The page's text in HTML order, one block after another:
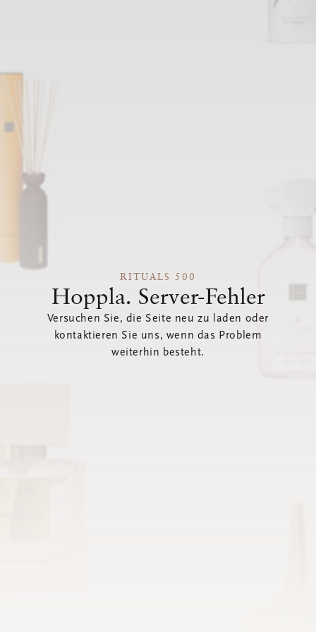
RITUALS 500
Hoppla. Server-Fehler
Versuchen Sie, die Seite neu zu laden oder
kontaktieren Sie uns, wenn das Problem
weiterhin besteht.